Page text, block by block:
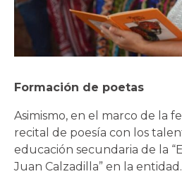
Formación de poetas
Asimismo, en el marco de la
recital de poesía con los
educación secundaria de la
Juan Calzadilla” en la entidad.